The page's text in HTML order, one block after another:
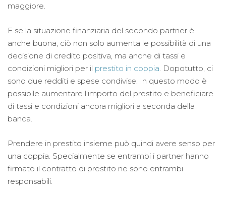
maggiore.
E se la situazione finanziaria del secondo partner è
anche buona, ciò non solo aumenta le possibilità di una
decisione di credito positiva, ma anche di tassi e
condizioni migliori per il prestito in coppia . Dopotutto, ci
sono due redditi e spese condivise. In questo modo è
possibile aumentare l'importo del prestito e beneficiare
di tassi e condizioni ancora migliori a seconda della
banca.
Prendere in prestito insieme può quindi avere senso per
una coppia. Specialmente se entrambi i partner hanno
firmato il contratto di prestito ne sono entrambi
responsabili.